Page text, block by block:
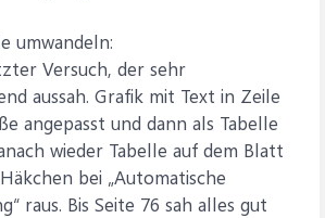
umwandeln:
Versuch, der sehr
aussah. Grafik mit Text in Zeile
angepasst und dann als Tabelle
wieder Tabelle auf dem Blatt
bei „Automatische
raus. Bis Seite 76 sah alles gut